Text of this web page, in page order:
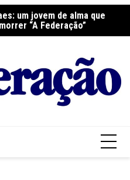
um jovem de alma que
“A Federação”
Vida na Paróquia São José